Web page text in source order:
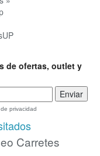
de ofertas, outlet y
privacidad
Carretes